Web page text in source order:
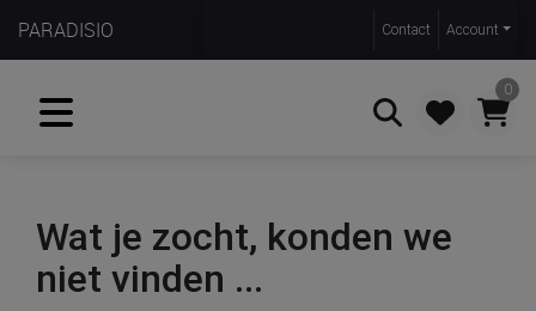
PARADISIO Contact Account
0
Wat je zocht, konden we
niet vinden ...